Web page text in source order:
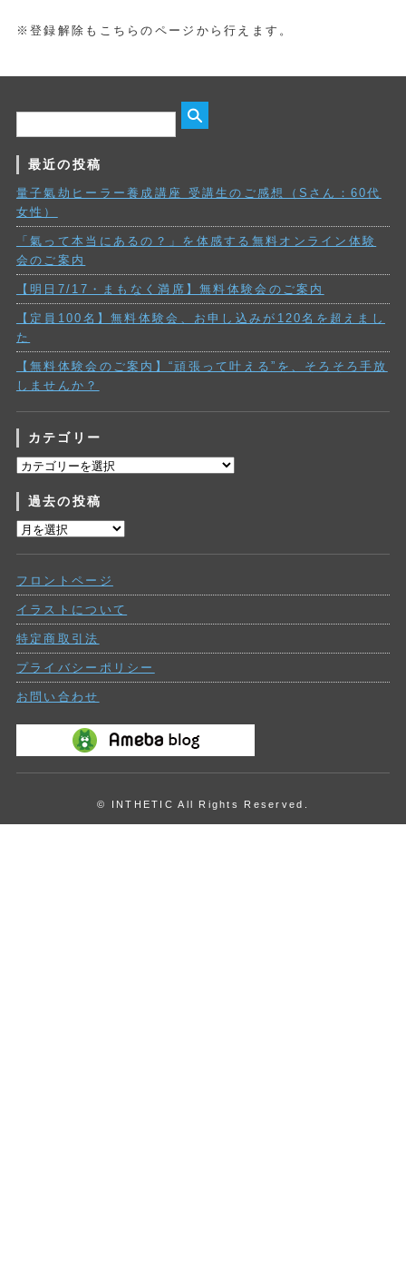
※登録解除もこちらのページから行えます。
最近の投稿
量子氣劫ヒーラー養成講座 受講生のご感想（Sさん：60代
女性）
「氣って本当にあるの？」を体感する無料オンライン体験
会のご案内
【明日7/17・まもなく満席】無料体験会のご案内
【定員100名】無料体験会、お申し込みが120名を超えまし
た
【無料体験会のご案内】“頑張って叶える”を、そろそろ手放
しませんか？
カテゴリー
カ
ゴ
リ
ー
過去の投稿
過
投
稿
フロントページ
イラストについて
特定商取引法
プライバシーポリシー
お問い合わせ
© INTHETIC All Rights Reserved.